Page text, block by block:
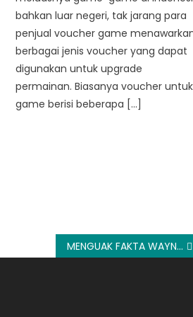
bahkan luar negeri, tak jarang para
penjual voucher game
berbagai jenis voucher yang dapat
digunakan untuk upgrade
permainan. Biasanya voucher untuk
game berisi beberapa […]
MENGUAK FAKTA WAYNE ROONEY DILUAR LAPANGAN HIJAU